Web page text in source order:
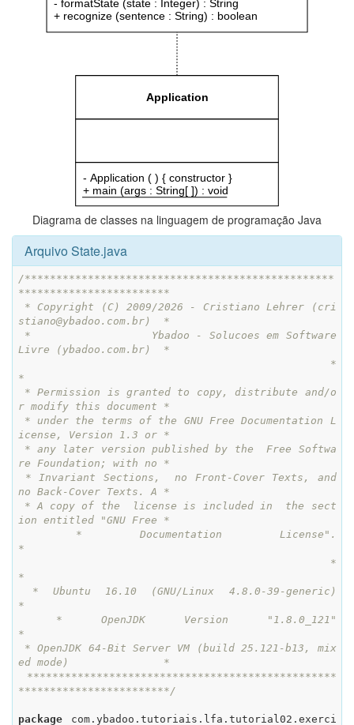
Diagrama de classes na linguagem de programação Java
Arquivo State.java
/*************************************************
************************
stiano@ybadoo.com.br)  *
Livre (ybadoo.com.br)  *
*
r modify this document *
icense, Version 1.3 or *
re Foundation; with no *
no Back-Cover Texts. A *
ion entitled "GNU Free *
*
*
*
*
ed mode)               *
************************/
package com.ybadoo.tutoriais.lfa.tutorial02.exerci